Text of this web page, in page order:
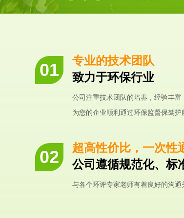
专业的技术团队
致力于环保行业
公司注重技术团队的培养，经验丰富
为您的企业顺利通过环保监督保驾护
超高性价比，一次性
公司遵循规范化、标
与各个环评专家老师有着良好的沟